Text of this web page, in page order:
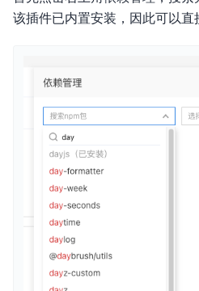
该插件已内置安装，因此可以直